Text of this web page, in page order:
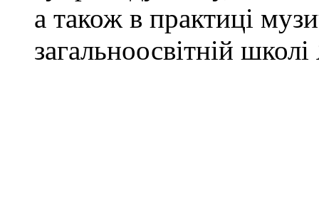
а також в практиці
загальноосвітній